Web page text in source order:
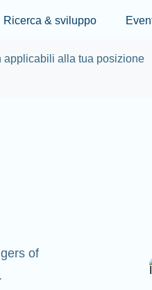
Skip to main
Ricerca & sviluppo
applicabili alla tua posizione
of